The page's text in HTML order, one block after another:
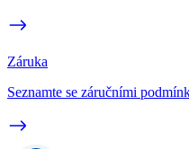
Záruka
Seznamte se záručními